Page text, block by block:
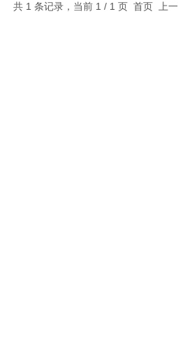
共 1 条记录，当前 1 / 1 页 首页 上